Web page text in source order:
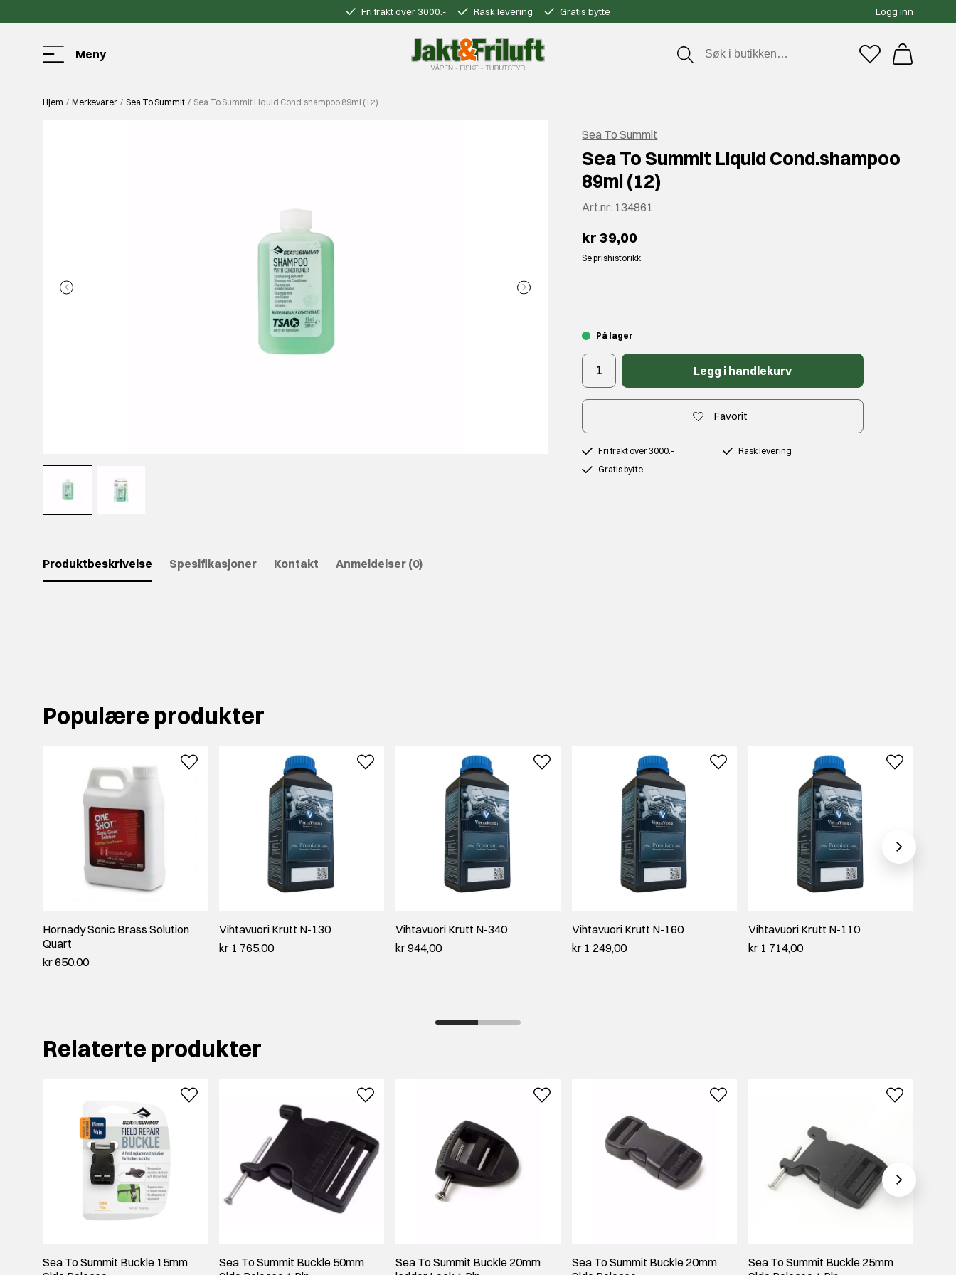
Fri frakt over 3000.- Rask levering Gratis bytte Logg inn
Meny
Hjem Merkevarer Sea To Summit Sea To Summit Liquid Cond.shampoo 89ml (12)
Produktbeskrivelse Spesifikasjoner Kontakt Anmeldelser (0)
Sea To Summit
Sea To Summit Liquid Cond.shampoo
89ml (12)
Art.nr: 134861
kr 39,00
Se prishistorikk
På lager
Legg i handlekurv
Favorit
Fri frakt over 3000.-
Rask levering
Gratis bytte
Populære produkter
Hornady Sonic Brass Solution
Quart
kr 650,00
Vihtavuori Krutt N-130
kr 1 765,00
Vihtavuori Krutt N-340
kr 944,00
Vihtavuori Krutt N-160
kr 1 249,00
Vihtavuori Krutt N-110
kr 1 714,00
Relaterte produkter
Sea To Summit Buckle 15mm
Sea To Summit Buckle 50mm
Sea To Summit Buckle 20mm
Sea To Summit Buckle 20mm
Sea To Summit Buckle 25mm